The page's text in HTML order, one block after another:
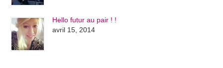
Hello futur au pair ! !
avril 15, 2014